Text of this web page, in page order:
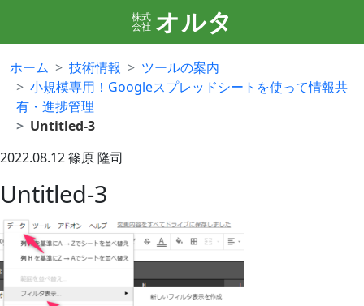
株式
会社 オルタ
ホーム 技術情報
ツールの案内
小規模専用！Googleスプレッドシートを使って情報共
有・進捗管理
Untitled-3
2022.08.12篠原 隆司
Untitled-3